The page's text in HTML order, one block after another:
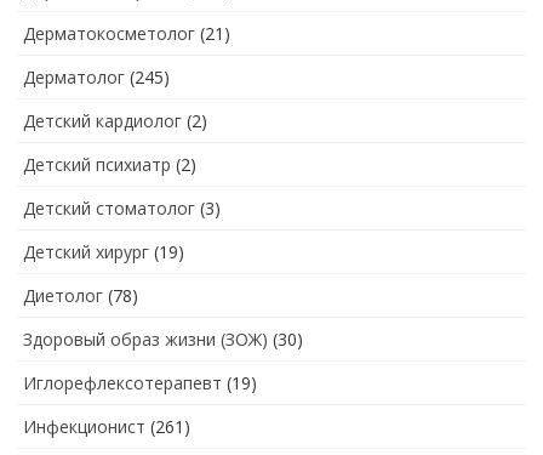
Дерматокосметолог (21)
Дерматолог (245)
Детский кардиолог (2)
Детский психиатр (2)
Детский стоматолог (3)
Детский хирург (19)
Диетолог (78)
Здоровый образ жизни (ЗОЖ) (30)
Иглорефлексотерапевт (19)
Инфекционист (261)